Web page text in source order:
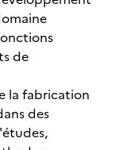
de
la fabrication
des